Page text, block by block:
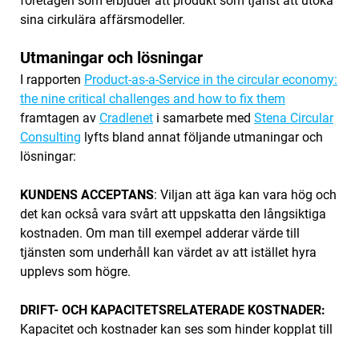
sina cirkulära affärsmodeller.
Utmaningar och lösningar
I rapporten Product-as-a-Service in the circular economy:
the nine critical challenges and how to fix them
framtagen av Cradlenet i samarbete med Stena Circular
Consulting lyfts bland annat följande utmaningar och
lösningar: ‌
KUNDENS ACCEPTANS: Viljan att äga kan vara hög och
det kan också vara svårt att uppskatta den långsiktiga
kostnaden. Om man till exempel adderar värde till
tjänsten som underhåll kan värdet av att istället hyra
upplevs som högre.
‌DRIFT- OCH KAPACITETSRELATERADE KOSTNADER:
Kapacitet och kostnader kan ses som hinder kopplat till